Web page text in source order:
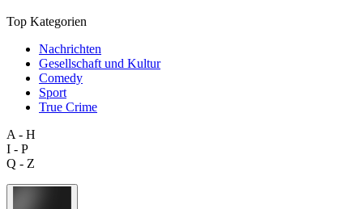
Top Kategorien
Nachrichten
Gesellschaft und Kultur
Comedy
Sport
True Crime
A - H
I - P
Q - Z